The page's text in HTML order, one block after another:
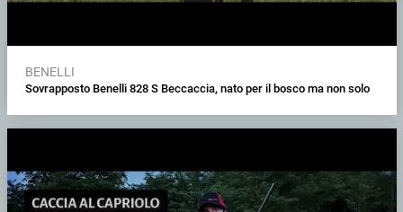
BENELLI
Sovrapposto Benelli 828 S Beccaccia, nato per il bosco ma non solo